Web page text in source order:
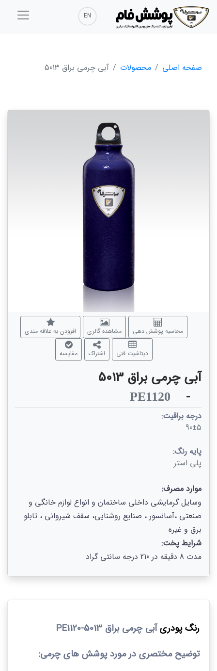
EN
صفحه اصلی محصولات آبی چرمی براق 5013
محاسبه پوشش دهی مشاهده گالری افزودن به علاقه مندی
دیتاشیت فنی اشتراک مقایسه
آبی چرمی براق 5013
-
PE1120
درجه براقیت:
90±5
پایه رنگ:
پلی استر
موارد مصرف:
وسایل گرمایشی داخلی ساختمان و انواع لوازم خانگی و
صنعتی ،آسانسور ، صنایع روشنایی، سقف شیروانی ، تابلو
برق و غیره
شرایط پخت:
مدت 8 دقیقه در 210 درجه سانتی گراد
رنگ پودریآبی چرمی براق 5013-1120
PE
توضیح مختصری در مورد پوشش های چرمی: